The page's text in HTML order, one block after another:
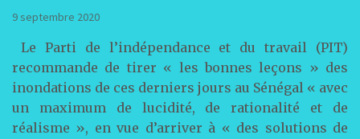
9 septembre 2020
Le Parti de l’indépendance et du travail (PIT)
recommande de tirer « les bonnes leçons » des
inondations de ces derniers jours au Sénégal « avec
un maximum de lucidité, de rationalité et de
réalisme », en vue d’arriver à « des solutions de